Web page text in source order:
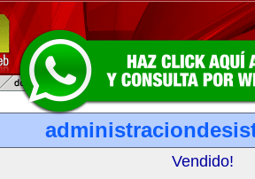
Vendido!